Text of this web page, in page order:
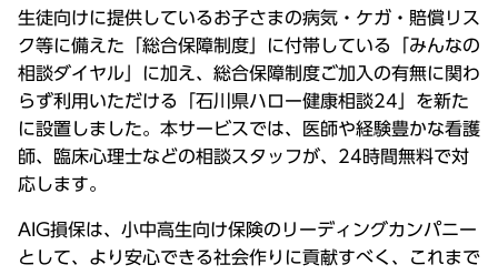
生徒向けに提供しているお子さまの病気・ケガ・賠償リス
ク等に備えた「総合保障制度」に付帯している「みんなの
相談ダイヤル」に加え、総合保障制度ご加入の有無に関わ
らず利用いただける「石川県ハロー健康相談24」を新た
に設置しました。本サービスでは、医師や経験豊かな看護
師、臨床心理士などの相談スタッフが、24時間無料で対
応します。
AIG損保は、小中高生向け保険のリーディングカンパニー
として、より安心できる社会作りに貢献すべく、これまで